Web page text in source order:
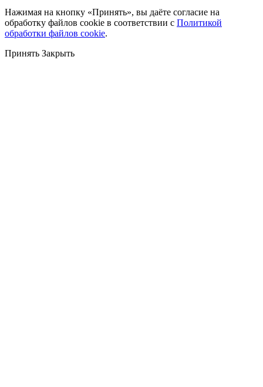
Нажимая на кнопку «Принять», вы даёте согласие на
обработку файлов cookie в соответствии с Политикой
обработки файлов cookie.
Принять Закрыть